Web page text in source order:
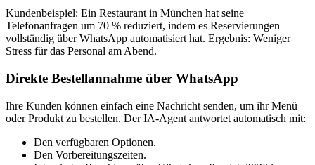
Kundenbeispiel: Ein Restaurant in München hat seine
Telefonanfragen um 70 % reduziert, indem es Reservierungen
vollständig über WhatsApp automatisiert hat. Ergebnis: Weniger
Stress für das Personal am Abend.
Direkte Bestellannahme über WhatsApp
Ihre Kunden können einfach eine Nachricht senden, um ihr Menü
oder Produkt zu bestellen. Der IA-Agent antwortet automatisch mit:
Den verfügbaren Optionen.
Den Vorbereitungszeiten.